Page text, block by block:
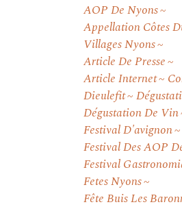
AOP De Nyons
Appellation Côtes
Villages Nyons
Article De Presse
Article Internet
Dieulefit
Dégustation De Vin
Festival D'avignon
Festival Des AOP
Festival
Fetes Nyons
Fête Buis Les